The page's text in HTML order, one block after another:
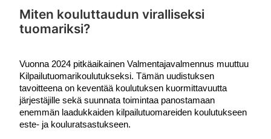
Miten kouluttaudun viralliseksi
tuomariksi?
Vuonna 2024 pitkäaikainen Valmentajavalmennus muuttuu
Kilpailutuomarikoulutukseksi. Tämän uudistuksen
tavoitteena on keventää koulutuksen kuormittavuutta
järjestäjille sekä suunnata toimintaa panostamaan
enemmän laadukkaiden kilpailutuomareiden koulutukseen
este- ja kouluratsastukseen.